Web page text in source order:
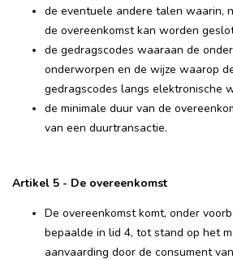
de eventuele andere talen waarin,
de overeenkomst kan worden
de gedragscodes waaraan de
onderworpen en de wijze waarop
gedragscodes langs elektronische
de minimale duur van de
van een duurtransactie.
Artikel 5 - De overeenkomst
De overeenkomst komt, onder
bepaalde in lid 4, tot stand op het
aanvaarding door de consument